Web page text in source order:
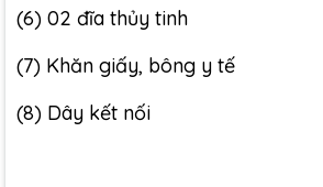
(6) 02 đĩa thủy tinh
(7) Khăn giấy, bông y tế
(8) Dây kết nối